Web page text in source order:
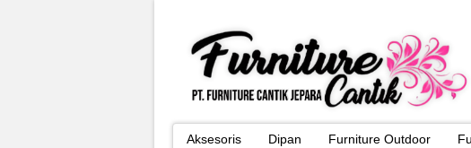
Aksesoris Dipan Furniture Outdoor